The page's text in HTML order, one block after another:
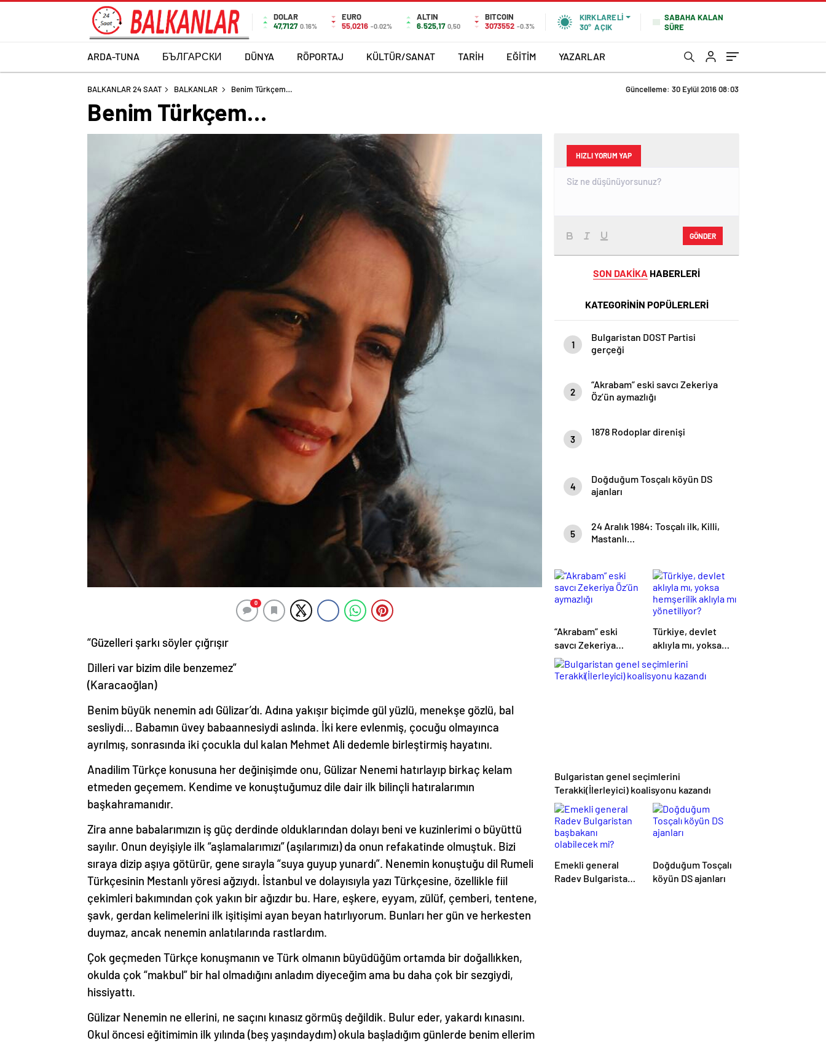
DOLAR
47,7127 0.16%
EURO
55,0216 -0.02%
ALTIN
6.525,17 0,50
BITCOIN
3073552 -0.3%
KIRKLARELI
30° AÇIK
SABAHA KALAN
SÜRE
ARDA-TUNA БЪЛГАРСКИ DÜNYA RÖPORTAJ KÜLTÜR/SANAT TARİH EĞİTİM YAZARLAR
BALKANLAR 24 SAAT BALKANLAR Benim Türkçem… Güncelleme: 30 Eylül 2016 08:03
Benim Türkçem…
0
“Güzelleri şarkı söyler çığrışır
Dilleri var bizim dile benzemez”
(Karacaoğlan)
Benim büyük nenemin adı Gülizar’dı. Adına yakışır biçimde gül yüzlü, menekşe gözlü, bal
sesliydi… Babamın üvey babaannesiydi aslında. İki kere evlenmiş, çocuğu olmayınca
ayrılmış, sonrasında iki çocukla dul kalan Mehmet Ali dedemle birleştirmiş hayatını.
Anadilim Türkçe konusuna her değinişimde onu, Gülizar Nenemi hatırlayıp birkaç kelam
etmeden geçemem. Kendime ve konuştuğumuz dile dair ilk bilinçli hatıralarımın
başkahramanıdır.
Zira anne babalarımızın iş güç derdinde olduklarından dolayı beni ve kuzinlerimi o büyüttü
sayılır. Onun deyişiyle ilk “aşlamalarımızı” (aşılarımızı) da onun refakatinde olmuştuk. Bizi
sıraya dizip aşıya götürür, gene sırayla “suya guyup yunardı”. Nenemin konuştuğu dil Rumeli
Türkçesinin Mestanlı yöresi ağzıydı. İstanbul ve dolayısıyla yazı Türkçesine, özellikle fiil
çekimleri bakımından çok yakın bir ağızdır bu. Hare, eşkere, eyyam, zülüf, çemberi, tentene,
şavk, gerdan kelimelerini ilk işitişimi ayan beyan hatırlıyorum. Bunları her gün ve herkesten
duymaz, ancak nenemin anlatılarında rastlardım.
Çok geçmeden Türkçe konuşmanın ve Türk olmanın büyüdüğüm ortamda bir doğallıkken,
okulda çok “makbul” bir hal olmadığını anladım diyeceğim ama bu daha çok bir sezgiydi,
hissiyattı.
Gülizar Nenemin ne ellerini, ne saçını kınasız görmüş değildik. Bulur eder, yakardı kınasını.
Okul öncesi eğitimimin ilk yılında (beş yaşındaydım) okula başladığım günlerde benim ellerim
HIZLI YORUM YAP
GÖNDER
SON DAKİKA HABERLERİ
KATEGORİNİN POPÜLERLERİ
1
Bulgaristan DOST Partisi
gerçeği
2
“Akrabam” eski savcı Zekeriya
Öz’ün aymazlığı
3
1878 Rodoplar direnişi
4
Doğduğum Tosçalı köyün DS
ajanları
5
24 Aralık 1984: Tosçalı ilk, Killi,
Mastanlı…
“Akrabam” eski
savcı Zekeriya
Öz’ün aymazlığı
Türkiye, devlet
aklıyla mı, yoksa
hemşerilik aklıyla
mı yönetiliyor?
Bulgaristan genel seçimlerini
Terakki(İlerleyici) koalisyonu kazandı
Emekli general
Radev Bulgaristan
Doğduğum Tosçalı
köyün DS ajanları